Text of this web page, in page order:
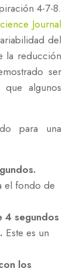
4-7-8.
Journal
del
la reducción
ser
algunos
para una
el fondo de
4 segundos
Este es un
los